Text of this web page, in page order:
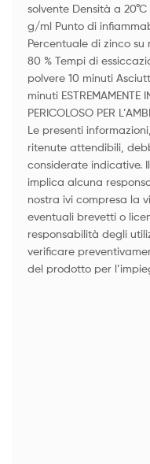
solvente Densità a
g/ml Punto di
Percentuale di zinco su
80 % Tempi di
polvere 10 minuti
minuti ESTREMAMENTE
PERICOLOSO PER
Le presenti
ritenute attendibili,
considerate indicative.
implica alcuna
nostra ivi compresa la
eventuali brevetti o
responsabilità degli
verificare
del prodotto per